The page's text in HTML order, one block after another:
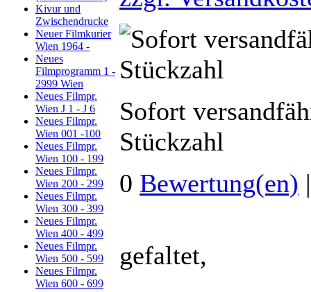
Kivur und
Zwischendrucke
Neuer Filmkurier
Wien 1964 -
Neues
Filmprogramm 1 -
2999 Wien
Neues Filmpr.
Wien J 1 - J 6
Neues Filmpr.
Wien 001 -100
Neues Filmpr.
Wien 100 - 199
Neues Filmpr.
Wien 200 - 299
Neues Filmpr.
Wien 300 - 399
Neues Filmpr.
Wien 400 - 499
Neues Filmpr.
Wien 500 - 599
Neues Filmpr.
Wien 600 - 699
Sofort
Stückzahl
0 Bewertung(en)
gefaltet,